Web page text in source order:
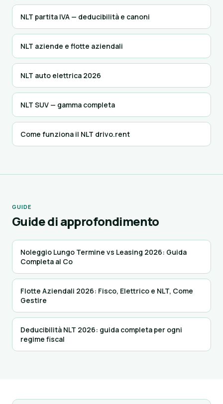
NLT partita IVA — deducibilità e canoni
NLT aziende e flotte aziendali
NLT auto elettrica 2026
NLT SUV — gamma completa
Come funziona il NLT drivo.rent
GUIDE
Guide di approfondimento
Noleggio Lungo Termine vs Leasing 2026: Guida
Completa al Co
Flotte Aziendali 2026: Fisco, Elettrico e NLT, Come
Gestire
Deducibilità NLT 2026: guida completa per ogni
regime fiscal